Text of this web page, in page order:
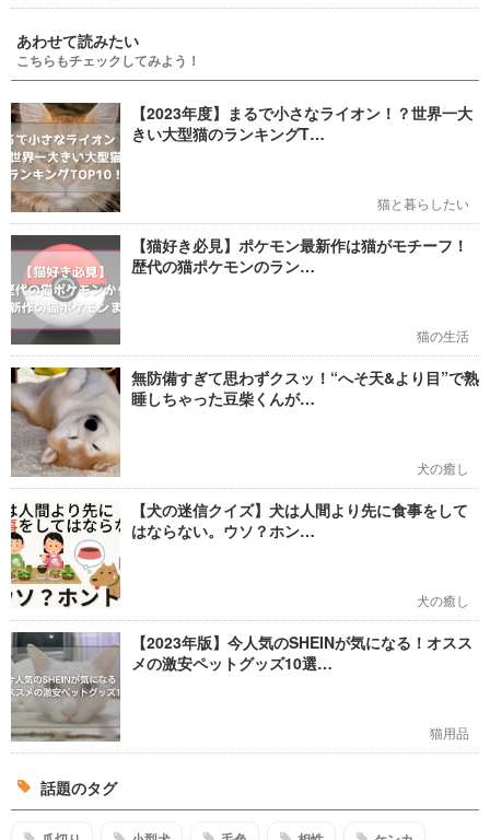
あわせて読みたい
こちらもチェックしてみよう！
【2023年度】まるで小さなライオン！？世界一大
きい大型猫のランキングT…
猫と暮らしたい
【猫好き必見】ポケモン最新作は猫がモチーフ！
歴代の猫ポケモンのラン…
猫の生活
無防備すぎて思わずクスッ！“へそ天&より目”で熟
睡しちゃった豆柴くんが…
犬の癒し
【犬の迷信クイズ】犬は人間より先に食事をして
はならない。ウソ？ホン…
犬の癒し
【2023年版】今人気のSHEINが気になる！オスス
メの激安ペットグッズ10選…
猫用品
話題のタグ